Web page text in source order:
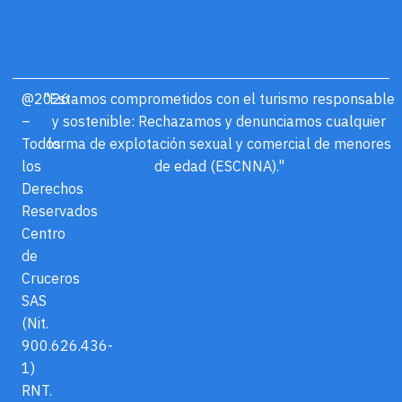
@2026
–
Todos
los
Derechos
Reservados
Centro
de
Cruceros
SAS
(Nit.
900.626.436-
1)
RNT.
"Estamos comprometidos con el turismo responsable
y sostenible: Rechazamos y denunciamos cualquier
forma de explotación sexual y comercial de menores
de edad (ESCNNA)."